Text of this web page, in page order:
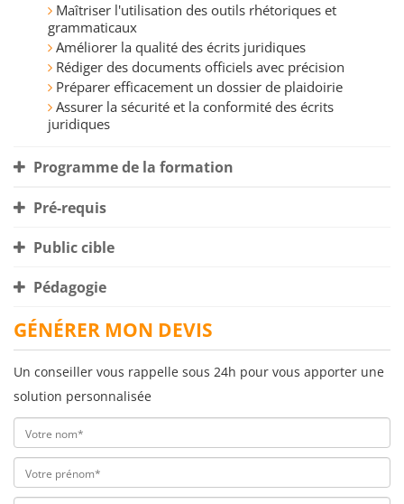
Maîtriser l'utilisation des outils rhétoriques et
grammaticaux
Améliorer la qualité des écrits juridiques
Rédiger des documents officiels avec précision
Préparer efficacement un dossier de plaidoirie
Assurer la sécurité et la conformité des écrits
juridiques
Programme de la formation
Pré-requis
Public cible
Pédagogie
GÉNÉRER MON DEVIS
Un conseiller vous rappelle sous 24h pour vous apporter une
solution personnalisée